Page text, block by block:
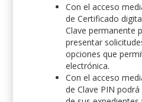
Con el acceso
de Certificado
Clave permanente
presentar
opciones que
electrónica.
Con el acceso
de Clave PIN